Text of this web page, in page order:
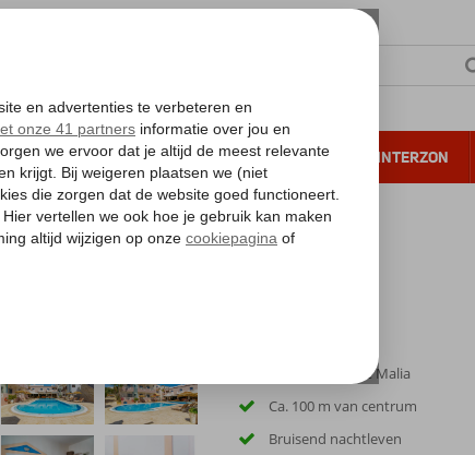
VERRE REIZEN ALL INCLUSIVE WINTERZON
In het populaire Malia
Ca. 100 m van centrum
Bruisend nachtleven